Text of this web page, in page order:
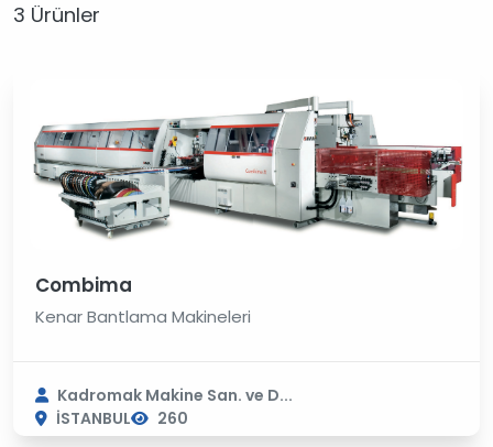
3 Ürünler
Combima
Kenar Bantlama Makineleri
Kadromak Makine San. ve D...
İSTANBUL
260